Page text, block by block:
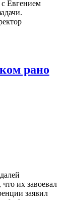
с Евгением
рано
их завоевал
заявил